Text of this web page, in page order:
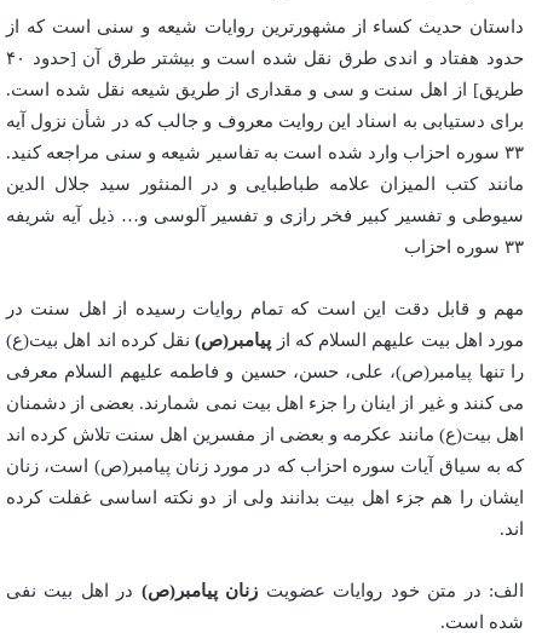
داستان حدیث کساء از مشهورترین روایات شیعه و سنی است که از
حدود هفتاد و اندی طرق نقل شده است و بیشتر طرق آن [حدود ۴۰
طریق] از اهل سنت و سی و مقداری از طریق شیعه نقل شده است.
برای دستیابی به اسناد این روایت معروف و جالب که در شأن نزول آیه
۳۳ سوره احزاب وارد شده است به تفاسیر شیعه و سنی مراجعه کنید.
مانند کتب المیزان علامه طباطبایی و در المنثور سید جلال الدین
سیوطی و تفسیر کبیر فخر رازی و تفسیر آلوسی و… ذیل آیه شریفه
۳۳ سوره احزاب
مهم و قابل دقت این است که تمام روایات رسیده از اهل سنت در
مورد اهل بیت علیهم السلام که از پیامبر(ص)نقل کرده اند اهل بیت(ع)
را تنها پیامبر(ص)، علی، حسن، حسین و فاطمه علیهم السلام معرفی
می کنند و غیر از اینان را جزء اهل بیت نمی شمارند. بعضی از دشمنان
اهل بیت(ع) مانند عکرمه و بعضی از مفسرین اهل سنت تلاش کرده اند
که به سیاق آیات سوره احزاب که در مورد زنان پیامبر(ص) است، زنان
ایشان را هم جزء اهل بیت بدانند ولی از دو نکته اساسی غفلت کرده
اند.
الف: در متن خود روایات عضویت زنان پیامبر(ص) در اهل بیت نفی
شده است.